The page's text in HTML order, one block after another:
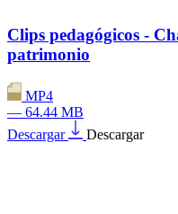
Clips pedagógicos -
patrimonio
MP4
— 64.44 MB
Descargar
Descargar